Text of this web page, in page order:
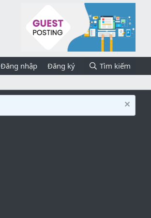
Đăng nhập Đăng ký Tìm kiếm